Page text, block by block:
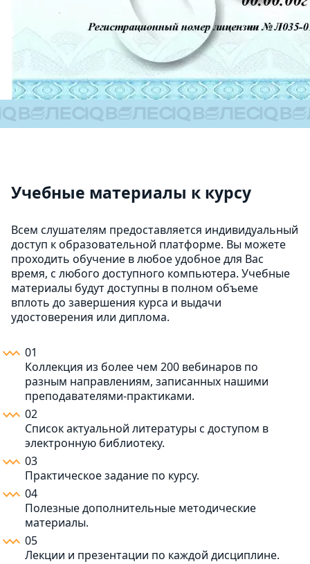
Учебные материалы к курсу
Всем слушателям предоставляется индивидуальный
доступ к образовательной платформе. Вы можете
проходить обучение в любое удобное для Вас
время, с любого доступного компьютера. Учебные
материалы будут доступны в полном объеме
вплоть до завершения курса и выдачи
удостоверения или диплома.
01
Коллекция из более чем 200 вебинаров по
разным направлениям, записанных нашими
преподавателями-практиками.
02
Список актуальной литературы с доступом в
электронную библиотеку.
03
Практическое задание по курсу.
04
Полезные дополнительные методические
материалы.
05
Лекции и презентации по каждой дисциплине.